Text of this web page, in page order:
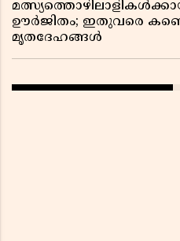
ഊർജിതം; ഇതുവരെ
മൃതദേഹങ്ങൾ